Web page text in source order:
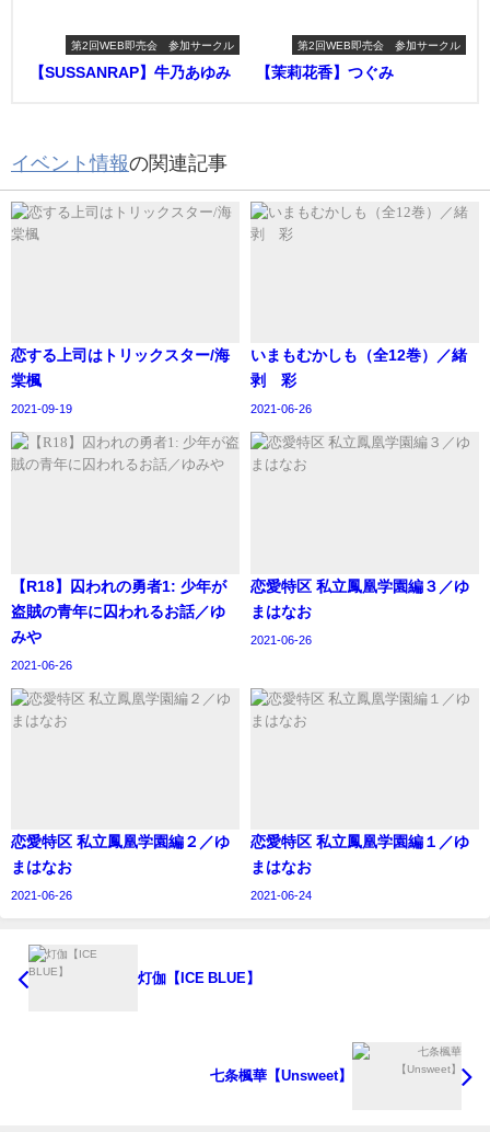
第2回WEB即売会 参加サークル
【SUSSANRAP】牛乃あゆみ
第2回WEB即売会 参加サークル
【茉莉花香】つぐみ
イベント情報の関連記事
恋する上司はトリックスター/海
棠楓
2021-09-19
いまもむかしも（全12巻）／緒
剥 彩
2021-06-26
【R18】囚われの勇者1: 少年が
盗賊の青年に囚われるお話／ゆ
みや
2021-06-26
恋愛特区 私立鳳凰学園編３／ゆ
まはなお
2021-06-26
恋愛特区 私立鳳凰学園編２／ゆ
まはなお
2021-06-26
恋愛特区 私立鳳凰学園編１／ゆ
まはなお
2021-06-24
灯伽【ICE BLUE】
七条楓華【Unsweet】